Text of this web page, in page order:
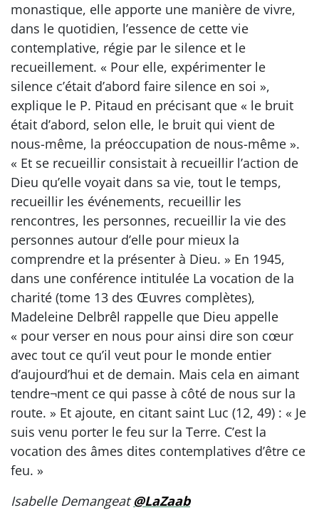
monastique, elle apporte une manière de vivre,
dans le quotidien, l’essence de cette vie
contemplative, régie par le silence et le
recueillement. « Pour elle, expérimenter le
silence c’était d’abord faire silence en soi »,
explique le P. Pitaud en précisant que « le bruit
était d’abord, selon elle, le bruit qui vient de
nous-même, la préoccupation de nous-même ».
« Et se recueillir consistait à recueillir l’action de
Dieu qu’elle voyait dans sa vie, tout le temps,
recueillir les événements, recueillir les
rencontres, les personnes, recueillir la vie des
personnes autour d’elle pour mieux la
comprendre et la présenter à Dieu. » En 1945,
dans une conférence intitulée La vocation de la
charité (tome 13 des Œuvres complètes),
Madeleine Delbrêl rappelle que Dieu appelle
« pour verser en nous pour ainsi dire son cœur
avec tout ce qu’il veut pour le monde entier
d’aujourd’hui et de demain. Mais cela en aimant
tendre¬ment ce qui passe à côté de nous sur la
route. » Et ajoute, en citant saint Luc (12, 49) : « Je
suis venu porter le feu sur la Terre. C’est la
vocation des âmes dites contemplatives d’être ce
feu. »
Isabelle Demangeat@LaZaab